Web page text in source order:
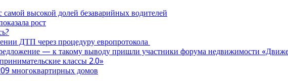
высокой долей безаварийных водителей
рост
ДТП через процедуру европротокола
— к такому выводу пришли участники форума недвижимости
классы 2.0»
многоквартирных домов